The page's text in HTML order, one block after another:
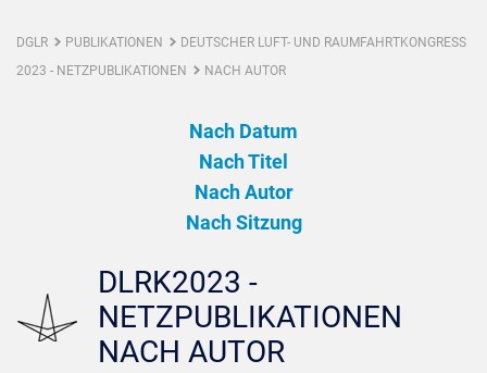
DGLR PUBLIKATIONEN
DEUTSCHER LUFT- UND RAUMFAHRTKONGRESS
2023 - NETZPUBLIKATIONEN
NACH AUTOR
Nach Datum
Nach Titel
Nach Autor
Nach Sitzung
DLRK2023 -
NETZPUBLIKATIONEN
NACH AUTOR